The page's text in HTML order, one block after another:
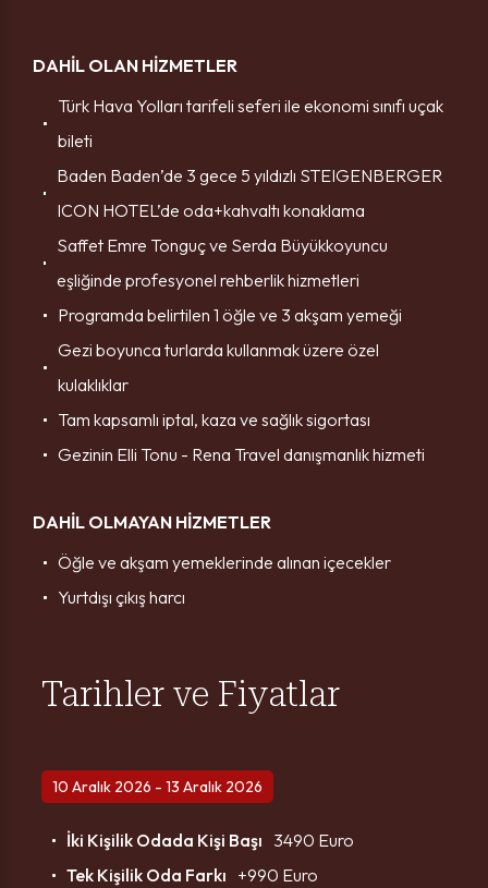
DAHİL OLAN HİZMETLER
Türk Hava Yolları tarifeli seferi ile ekonomi sınıfı uçak
bileti
Baden Baden’de 3 gece 5 yıldızlı STEIGENBERGER
ICON HOTEL’de oda+kahvaltı konaklama
Saffet Emre Tonguç ve Serda Büyükkoyuncu
eşliğinde profesyonel rehberlik hizmetleri
Programda belirtilen 1 öğle ve 3 akşam yemeği
Gezi boyunca turlarda kullanmak üzere özel
kulaklıklar
Tam kapsamlı iptal, kaza ve sağlık sigortası
Gezinin Elli Tonu - Rena Travel danışmanlık hizmeti
DAHİL OLMAYAN HİZMETLER
Öğle ve akşam yemeklerinde alınan içecekler
Yurtdışı çıkış harcı
Tarihler ve Fiyatlar
10 Aralık 2026 - 13 Aralık 2026
İki Kişilik Odada Kişi Başı 3490 Euro
Tek Kişilik Oda Farkı +990 Euro